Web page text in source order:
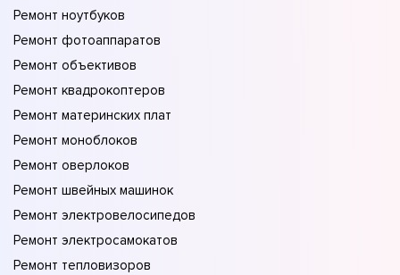
Ремонт ноутбуков
Ремонт фотоаппаратов
Ремонт объективов
Ремонт квадрокоптеров
Ремонт материнских плат
Ремонт моноблоков
Ремонт оверлоков
Ремонт швейных машинок
Ремонт электровелосипедов
Ремонт электросамокатов
Ремонт тепловизоров